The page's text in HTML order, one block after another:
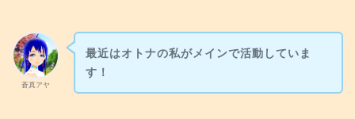
蒼真アヤ
最近はオトナの私がメインで活動していま
す！